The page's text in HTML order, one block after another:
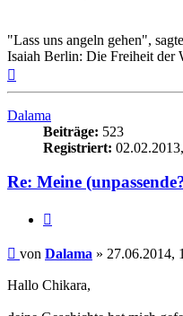
"Lass uns angeln gehen",
Isaiah Berlin: Die Freiheit der
Dalama
Beiträge: 523
Registriert:
Re: Meine
Beitrag
von Dalama » 27.06.2014,
Hallo Chikara,